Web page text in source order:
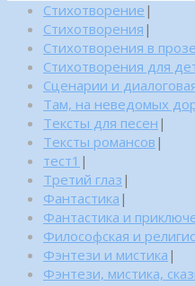
Стихотворение |
Стихотворения |
Стихотворения в прозе
Стихотворения для
Сценарии и
Там, на неведомых
Тексты для песен |
Тексты романсов |
тест1 |
Третий глаз |
Фантастика |
Фантастика и
Философская и
Фэнтези и мистика |
Фэнтези, мистика,